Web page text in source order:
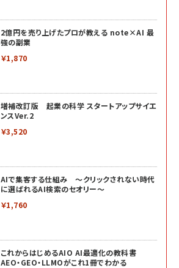
2億円を売り上げたプロが教える note×AI 最
強の副業
￥1,870
増補改訂版 起業の科学 スタートアップサイエ
ンスVer.2
￥3,520
AIで集客する仕組み ～クリックされない時代
に選ばれるAI検索のセオリー～
￥1,760
これからはじめるAIO AI最適化の教科書
AEO・GEO・LLMOがこれ1冊でわかる